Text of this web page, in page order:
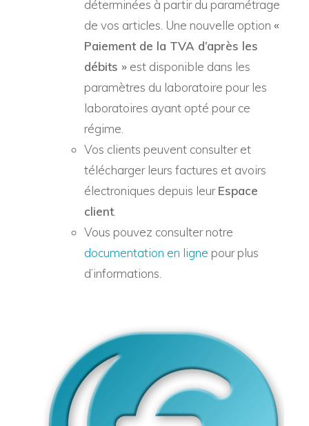
déterminées à partir du paramétrage
de vos articles. Une nouvelle option «
Paiement de la TVA d’après les
débits »est disponible dans les
paramètres du laboratoire pour les
laboratoires ayant opté pour ce
régime.
Vos clients peuvent consulter et
télécharger leurs factures et avoirs
électroniques depuis leurEspace
client.
Vous pouvez consulter notre
documentation en ligne pour plus
d’informations.